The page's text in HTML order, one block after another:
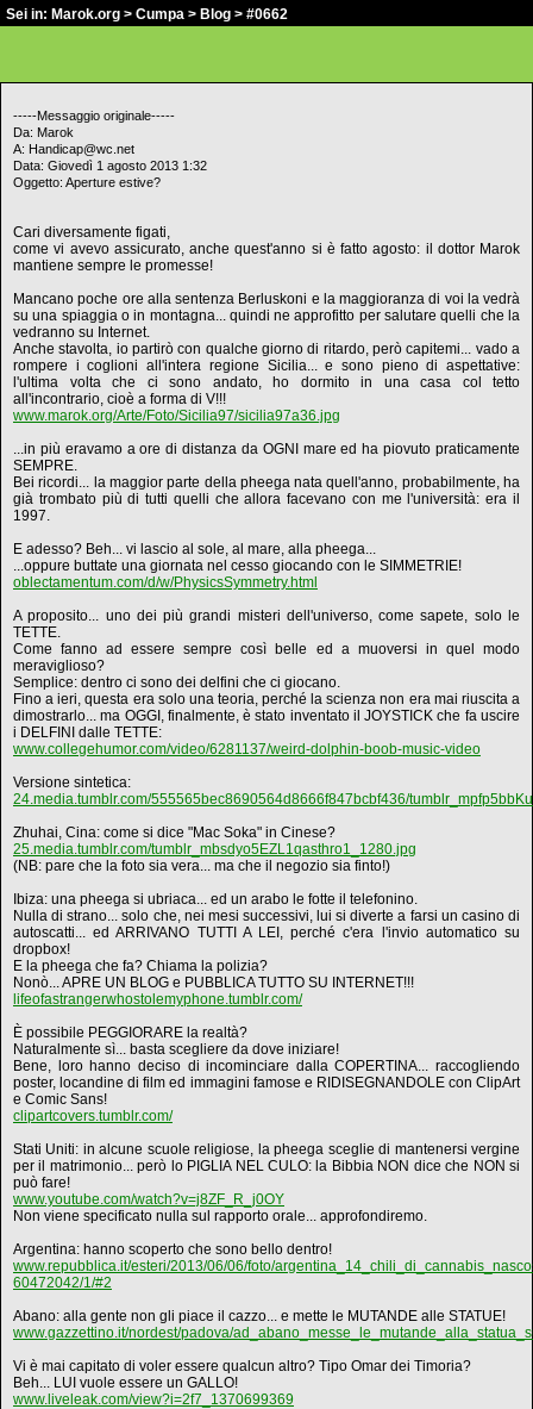
Sei in: Marok.org > Cumpa > Blog > #0662
-----Messaggio originale-----
Da: Marok
A: Handicap@wc.net
Data: Giovedì 1 agosto 2013 1:32
Oggetto: Aperture estive?
Cari diversamente figati,
come vi avevo assicurato, anche quest'anno si è fatto agosto: il dottor Marok
mantiene sempre le promesse!
Mancano poche ore alla sentenza Berluskoni e la maggioranza di voi la vedrà
su una spiaggia o in montagna... quindi ne approfitto per salutare quelli che la
vedranno su Internet.
Anche stavolta, io partirò con qualche giorno di ritardo, però capitemi... vado a
rompere i coglioni all'intera regione Sicilia... e sono pieno di aspettative:
l'ultima volta che ci sono andato, ho dormito in una casa col tetto
all'incontrario, cioè a forma di V!!!
www.marok.org/Arte/Foto/Sicilia97/sicilia97a36.jpg
...in più eravamo a ore di distanza da OGNI mare ed ha piovuto praticamente
SEMPRE.
Bei ricordi... la maggior parte della pheega nata quell'anno, probabilmente, ha
già trombato più di tutti quelli che allora facevano con me l'università: era il
1997.
E adesso? Beh... vi lascio al sole, al mare, alla pheega...
...oppure buttate una giornata nel cesso giocando con le SIMMETRIE!
oblectamentum.com/d/w/PhysicsSymmetry.html
A proposito... uno dei più grandi misteri dell'universo, come sapete, solo le
TETTE.
Come fanno ad essere sempre così belle ed a muoversi in quel modo
meraviglioso?
Semplice: dentro ci sono dei delfini che ci giocano.
Fino a ieri, questa era solo una teoria, perché la scienza non era mai riuscita a
dimostrarlo... ma OGGI, finalmente, è stato inventato il JOYSTICK che fa uscire
i DELFINI dalle TETTE:
www.collegehumor.com/video/6281137/weird-dolphin-boob-music-video
Versione sintetica:
24.media.tumblr.com/555565bec8690564d8666f847bcbf436/
Zhuhai, Cina: come si dice "Mac Soka" in Cinese?
25.media.tumblr.com/tumblr_mbsdyo5EZL1qasthro1_1280.jpg
(NB: pare che la foto sia vera... ma che il negozio sia finto!)
Ibiza: una pheega si ubriaca... ed un arabo le fotte il telefonino.
Nulla di strano... solo che, nei mesi successivi, lui si diverte a farsi un casino di
autoscatti... ed ARRIVANO TUTTI A LEI, perché c'era l'invio automatico su
dropbox!
E la pheega che fa? Chiama la polizia?
Nonò... APRE UN BLOG e PUBBLICA TUTTO SU INTERNET!!!
lifeofastrangerwhostolemyphone.tumblr.com/
È possibile PEGGIORARE la realtà?
Naturalmente sì... basta scegliere da dove iniziare!
Bene, loro hanno deciso di incominciare dalla COPERTINA... raccogliendo
poster, locandine di film ed immagini famose e RIDISEGNANDOLE con ClipArt
e Comic Sans!
clipartcovers.tumblr.com/
Stati Uniti: in alcune scuole religiose, la pheega sceglie di mantenersi vergine
per il matrimonio... però lo PIGLIA NEL CULO: la Bibbia NON dice che NON si
può fare!
www.youtube.com/watch?v=j8ZF_R_j0OY
Non viene specificato nulla sul rapporto orale... approfondiremo.
Argentina: hanno scoperto che sono bello dentro!
www.repubblica.it/esteri/2013/06/06/foto/
60472042/1/#2
Abano: alla gente non gli piace il cazzo... e mette le MUTANDE alle STATUE!
www.gazzettino.it/nordest/padova/
Vi è mai capitato di voler essere qualcun altro? Tipo Omar dei Timoria?
Beh... LUI vuole essere un GALLO!
www.liveleak.com/view?i=2f7_1370699369